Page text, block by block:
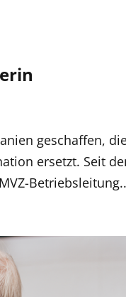
geschaffen,
ersetzt. Seit